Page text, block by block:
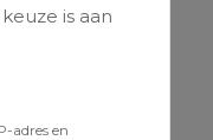
is aan
adres en